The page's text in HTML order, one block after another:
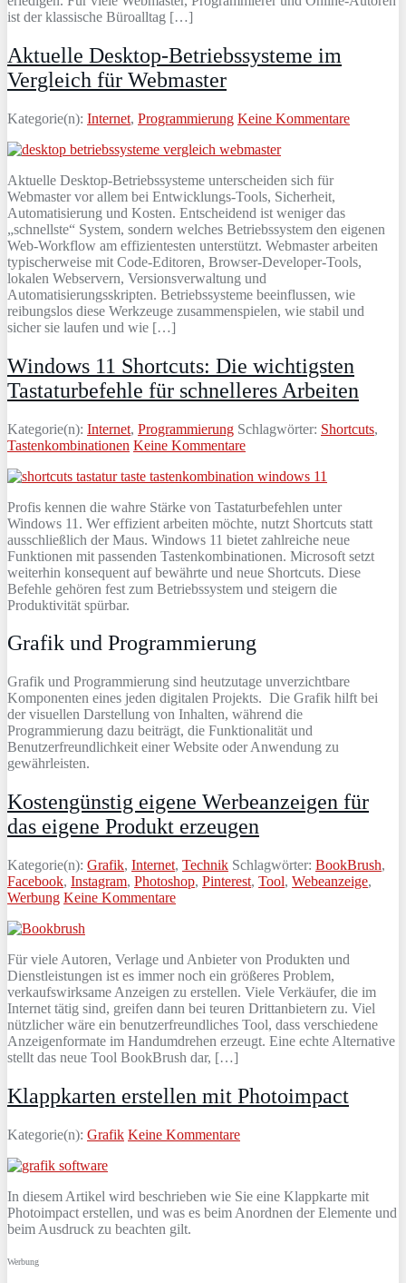
ist der klassische Büroalltag […]
Aktuelle Desktop-Betriebssysteme im
Vergleich für Webmaster
Kategorie(n): Internet, Programmierung Keine Kommentare
Aktuelle Desktop-Betriebssysteme unterscheiden sich für
Webmaster vor allem bei Entwicklungs-Tools, Sicherheit,
Automatisierung und Kosten. Entscheidend ist weniger das
„schnellste“ System, sondern welches Betriebssystem den eigenen
Web-Workflow am effizientesten unterstützt. Webmaster arbeiten
typischerweise mit Code-Editoren, Browser-Developer-Tools,
lokalen Webservern, Versionsverwaltung und
Automatisierungsskripten. Betriebssysteme beeinflussen, wie
reibungslos diese Werkzeuge zusammenspielen, wie stabil und
sicher sie laufen und wie […]
Windows 11 Shortcuts: Die wichtigsten
Tastaturbefehle für schnelleres Arbeiten
Kategorie(n): Internet, Programmierung Schlagwörter: Shortcuts,
Tastenkombinationen Keine Kommentare
Profis kennen die wahre Stärke von Tastaturbefehlen unter
Windows 11. Wer effizient arbeiten möchte, nutzt Shortcuts statt
ausschließlich der Maus. Windows 11 bietet zahlreiche neue
Funktionen mit passenden Tastenkombinationen. Microsoft setzt
weiterhin konsequent auf bewährte und neue Shortcuts. Diese
Befehle gehören fest zum Betriebssystem und steigern die
Produktivität spürbar.
Grafik und Programmierung
Grafik und Programmierung sind heutzutage unverzichtbare
Komponenten eines jeden digitalen Projekts. Die Grafik hilft bei
dervisuellen Darstellung von Inhalten, während die
Programmierung dazu beiträgt, die Funktionalität und
Benutzerfreundlichkeit einerWebsite oderAnwendung zu
gewährleisten.
Kostengünstig eigene Werbeanzeigen für
das eigene Produkt erzeugen
Kategorie(n): Grafik, Internet, Technik Schlagwörter: BookBrush,
Facebook, Instagram, Photoshop, Pinterest, Tool, Webeanzeige,
Werbung Keine Kommentare
Für viele Autoren, Verlage und Anbieter von Produkten und
Dienstleistungen ist es immer noch ein größeres Problem,
verkaufswirksame Anzeigen zu erstellen. Viele Verkäufer, die im
Internet tätig sind, greifen dann bei teuren Drittanbietern zu. Viel
nützlicher wäre ein benutzerfreundliches Tool, dass verschiedene
Anzeigenformate im Handumdrehen erzeugt. Eine echte Alternative
stellt das neue Tool BookBrush dar, […]
Klappkarten erstellen mit Photoimpact
Kategorie(n): Grafik Keine Kommentare
In diesem Artikel wird beschrieben wie Sie eine Klappkarte mit
Photoimpact erstellen, und was es beim Anordnen der Elemente und
beim Ausdruck zu beachten gilt.
Werbung